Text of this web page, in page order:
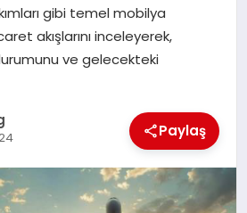
gibi temel mobilya
akışlarını inceleyerek,
ve gelecekteki
Paylaş